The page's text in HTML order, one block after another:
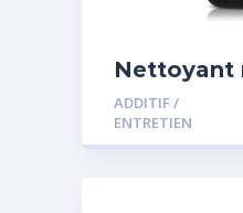
Nettoyant
ADDITIF /
ENTRETIEN